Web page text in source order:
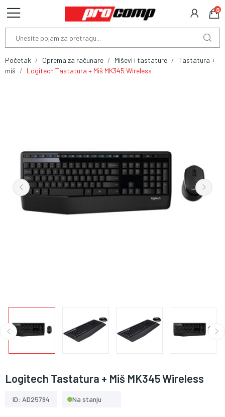
0
Početak Oprema za računare Miševi i tastature
Tastatura +
miš
Logitech Tastatura + Miš MK345 Wireless
Logitech Tastatura + Miš MK345 Wireless
ID: AD25794 Na stanju